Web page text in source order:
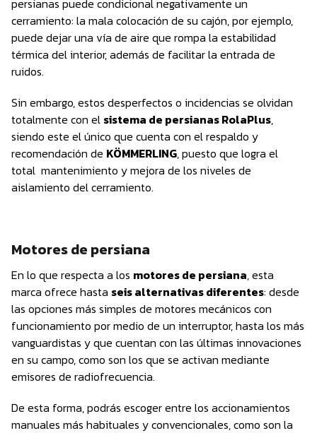
persianas puede condicional negativamente un
cerramiento: la mala colocación de su cajón, por ejemplo,
puede dejar una vía de aire que rompa la estabilidad
térmica del interior, además de facilitar la entrada de
ruidos.
Sin embargo, estos desperfectos o incidencias se olvidan
totalmente con el sistema de persianas RolaPlus,
siendo este el único que cuenta con el respaldo y
recomendación de KÖMMERLING, puesto que logra el
total mantenimiento y mejora de los niveles de
aislamiento del cerramiento.
Motores de persiana
En lo que respecta a los motores de persiana, esta
marca ofrece hasta seis alternativas diferentes: desde
las opciones más simples de motores mecánicos con
funcionamiento por medio de un interruptor, hasta los más
vanguardistas y que cuentan con las últimas innovaciones
en su campo, como son los que se activan mediante
emisores de radiofrecuencia.
De esta forma, podrás escoger entre los accionamientos
manuales más habituales y convencionales, como son la